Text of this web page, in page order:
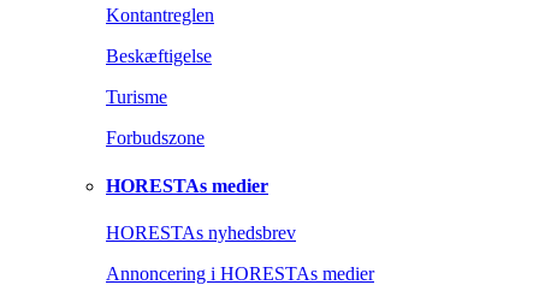
Kontantreglen
Beskæftigelse
Turisme
Forbudszone
HORESTAs medier
HORESTAs nyhedsbrev
Annoncering i HORESTAs medier